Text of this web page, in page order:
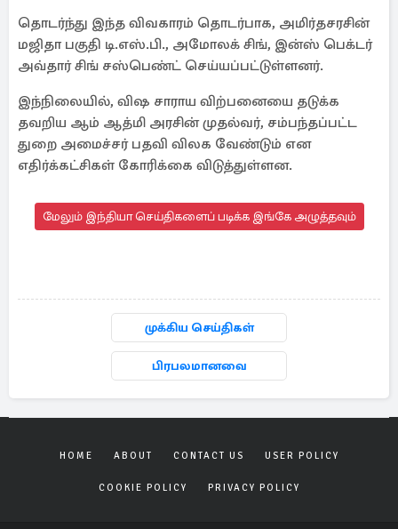
தொடர்ந்து இந்த விவகாரம் தொடர்பாக, அமிர்தசரசின்
மஜிதா பகுதி டி.எஸ்.பி., அமோலக் சிங், இன்ஸ் பெக்டர்
அவ்தார் சிங் சஸ்பெண்ட் செய்யப்பட்டுள்ளனர்.
இந்நிலையில், விஷ சாராய விற்பனையை தடுக்க
தவறிய ஆம் ஆத்மி அரசின் முதல்வர், சம்பந்தப்பட்ட
துறை அமைச்சர் பதவி விலக வேண்டும் என
எதிர்க்கட்சிகள் கோரிக்கை விடுத்துள்ளன.
மேலும் இந்தியா செய்திகளைப் படிக்க இங்கே அழுத்தவும்
முக்கிய செய்திகள்
பிரபலமானவை
HOME ABOUT CONTACT US USER POLICY
COOKIE POLICY PRIVACY POLICY